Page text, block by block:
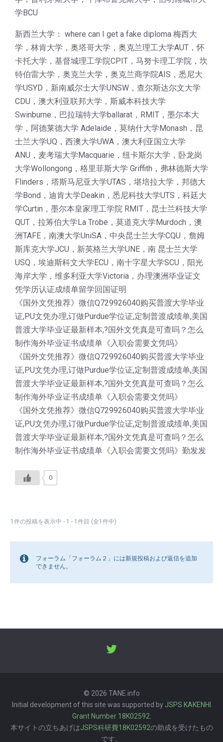
学BCU
新西兰大学： where can I get a fake diploma 梅西大
学，林肯大学，奥塔哥大学，奥克兰理工大学AUT，怀
卡托大学，基督城理工学院CPIT，马努卡理工学院，坎
特伯雷大学，奥克兰大学，奥克兰商学院AIS，悉尼大
学USYD，新南威尔士大学UNSW，查尔斯达尔文大学
CDU，澳大利亚联邦大学，斯威本科技大学
Swinburne，巴拉瑞特大学ballarat，RMIT，墨尔本大
学，阿德莱德大学 Adelaide，莫纳什大学Monash，昆
士兰大学UQ，西澳大学UWA，澳大利亚国立大学
ANU，麦考瑞大学Macquarie，纽卡斯尔大学，卧龙岗
大学Wollongong，格里菲斯大学 Griffith，弗林德斯大学
Flinders，塔斯马尼亚大学UTAS，堪培拉大学，邦德大
学Bond，迪肯大学Deakin，悉尼科技大学UTS，科廷大
学Curtin，墨尔本皇家理工学院 RMIT，昆士兰科技大学
QUT，拉筹伯大学La Trobe，莫道克大学Murdoch，澳
洲TAFE，南澳大学UniSA，中央昆士兰大学CQU，詹姆
斯库克大学JCU，新英格兰大学UNE，南 昆士兰大学
USQ，埃迪斯科文大学ECU，南十字星大学SCU，阳光
海岸大学，维多利亚大学Victoria，办理澳洲毕业证文
凭学历认证成绩单留学回国证明
《国外文凭推荐》微信Q729926040购买普渡大学毕业
证,PU文凭办理,订做Purdue学位证,定制普渡成绩单,美国
普渡大学毕业证最新样本,?国外文凭真是可查吗？怎么
制作海外毕业证书成绩单《入职会需要文凭吗》
《国外文凭推荐》微信Q729926040购买普渡大学毕业
证,PU文凭办理,订做Purdue学位证,定制普渡成绩单,美国
普渡大学毕业证最新样本,?国外文凭真是可查吗？怎么
制作海外毕业证书成绩单《入职会需要文凭吗》
《国外文凭推荐》微信Q729926040购买普渡大学毕业
证,PU文凭办理,订做Purdue学位证,定制普渡成绩单,美国
普渡大学毕业证最新样本,?国外文凭真是可查吗？怎么
制作海外毕业证书成绩单《入职会需要文凭吗》勤发发
0
1件の投稿を表示中 - 1 - 1件目 (全1件中)
フォーラム「フォーラム２」には新規投稿および返信を追加
できません。
© 2026 TANE.info
Initial development of this site was supported by JSPS KAKENHI
Grant Number 18K02592
本サイトの立ちあげはJSPS科研費18K02592の助成を受けたもの
です。